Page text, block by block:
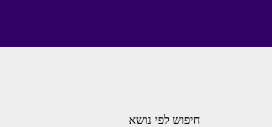
חיפוש לפי נושא